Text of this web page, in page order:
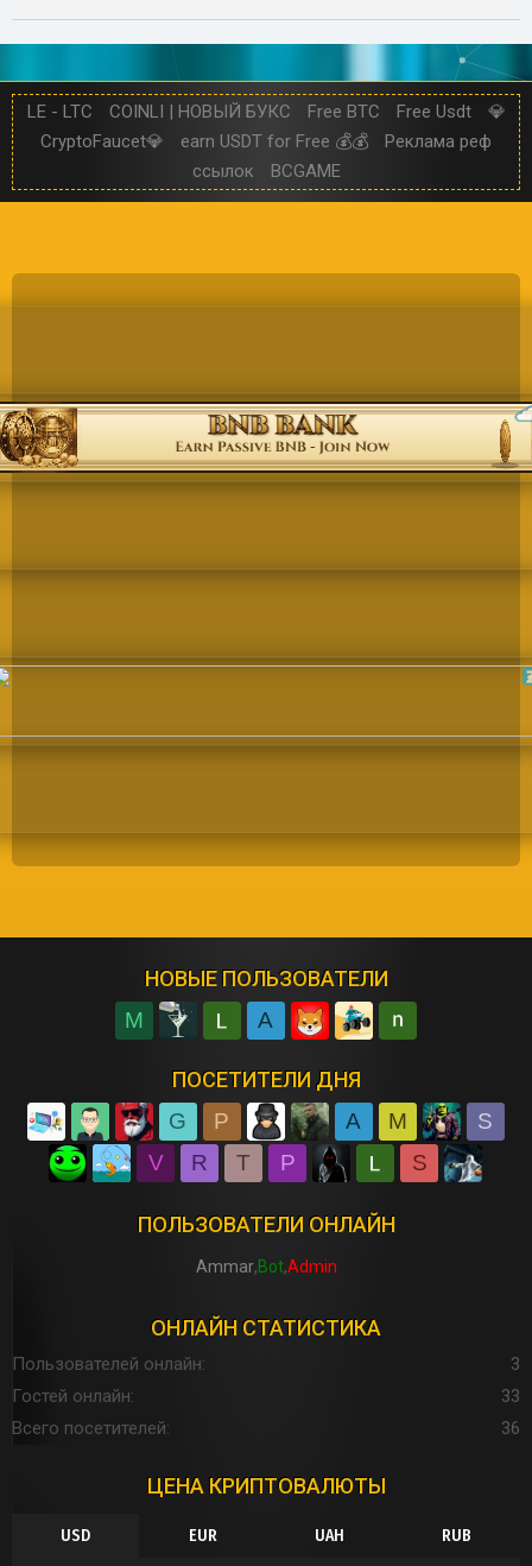
LE - LTC COINLI | НОВЫЙ БУКС Free BTC Free Usdt
💎
CryptoFaucet💎
earn USDT for Free 💰💰
Реклама реф
ссылок
BCGAME
НОВЫЕ ПОЛЬЗОВАТЕЛИ
M A
ПОСЕТИТЕЛИ ДНЯ
G P A M
S
V
R T P S
ПОЛЬЗОВАТЕЛИ ОНЛАЙН
Ammar Bot Admin
ОНЛАЙН СТАТИСТИКА
Пользователей онлайн
3
Гостей онлайн
33
Всего посетителей
36
ЦЕНА КРИПТОВАЛЮТЫ
USD EUR UAH RUB